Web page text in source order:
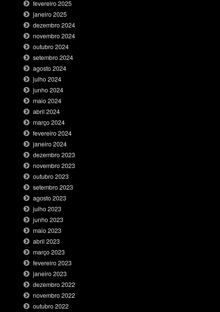
fevereiro 2025
janeiro 2025
dezembro 2024
novembro 2024
outubro 2024
setembro 2024
agosto 2024
julho 2024
junho 2024
maio 2024
abril 2024
março 2024
fevereiro 2024
janeiro 2024
dezembro 2023
novembro 2023
outubro 2023
setembro 2023
agosto 2023
julho 2023
junho 2023
maio 2023
abril 2023
março 2023
fevereiro 2023
janeiro 2023
dezembro 2022
novembro 2022
outubro 2022